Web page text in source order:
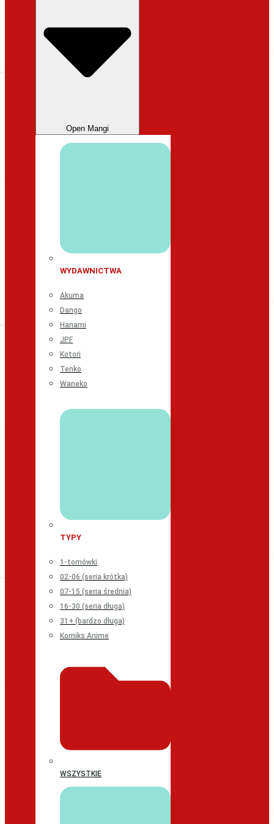
Open Mangi
WYDAWNICTWA
Akuma
Dango
Hanami
JPF
Kotori
Tenko
Waneko
TYPY
1-tomówki
02-06 (seria krótka)
07-15 (seria średnia)
16-30 (seria długa)
31+ (bardzo długa)
Komiks Anime
WSZYSTKIE